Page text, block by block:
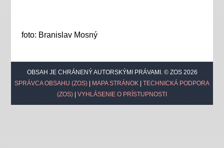
foto: Branislav Mosný
OBSAH JE CHRÁNENÝ AUTORSKÝMI PRÁVAMI. © ZOS 2026
SPRÁVCA OBSAHU (ZOS)
MAPA STRÁNOK
TECHNICKÁ PODPORA
(ZOS)
VYHLÁSENIE O PRÍSTUPNOSTI